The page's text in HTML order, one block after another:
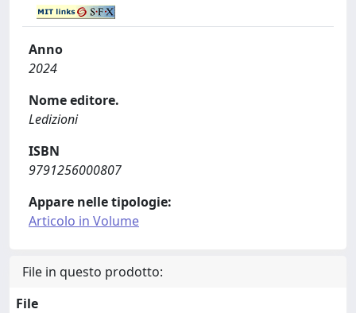
Anno
2024
Nome editore.
Ledizioni
ISBN
9791256000807
Appare nelle tipologie:
Articolo in Volume
File in questo prodotto:
File